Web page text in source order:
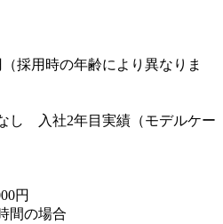
（採用時の年齢により異なりま
入社2年目実績（モデルケー
円
間の場合